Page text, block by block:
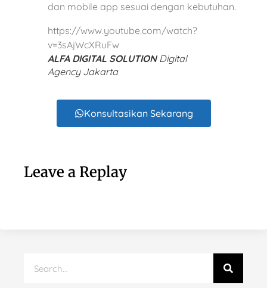
dan mobile app sesuai dengan kebutuhan.
https://www.youtube.com/watch?
v=3sAjWcXRuFw
ALFA DIGITAL SOLUTIONDigital
Agency Jakarta
Konsultasikan Sekarang
Leave a Replay